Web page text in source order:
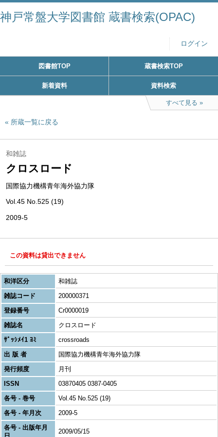
神戸常盤大学図書館 蔵書検索(OPAC)
ログイン
図書館TOP 蔵書検索TOP
新着資料 資料検索
すべて見る
所蔵一覧に戻る
和雑誌
クロスロード
国際協力機構青年海外協力隊
Vol.45 No.525 (19)
2009-5
この資料は貸出できません
和洋区分
和雑誌
雑誌コード
200000371
登録番号
Cr0000019
雑誌名
クロスロード
ｻﾞｯｼﾒｲ1 ﾖﾐ
crossroads
出 版 者
国際協力機構青年海外協力隊
発行頻度
月刊
ISSN
03870405 0387-0405
各号 - 巻号
Vol.45 No.525 (19)
各号 - 年月次
2009-5
各号 - 出版年月
2009/05/15